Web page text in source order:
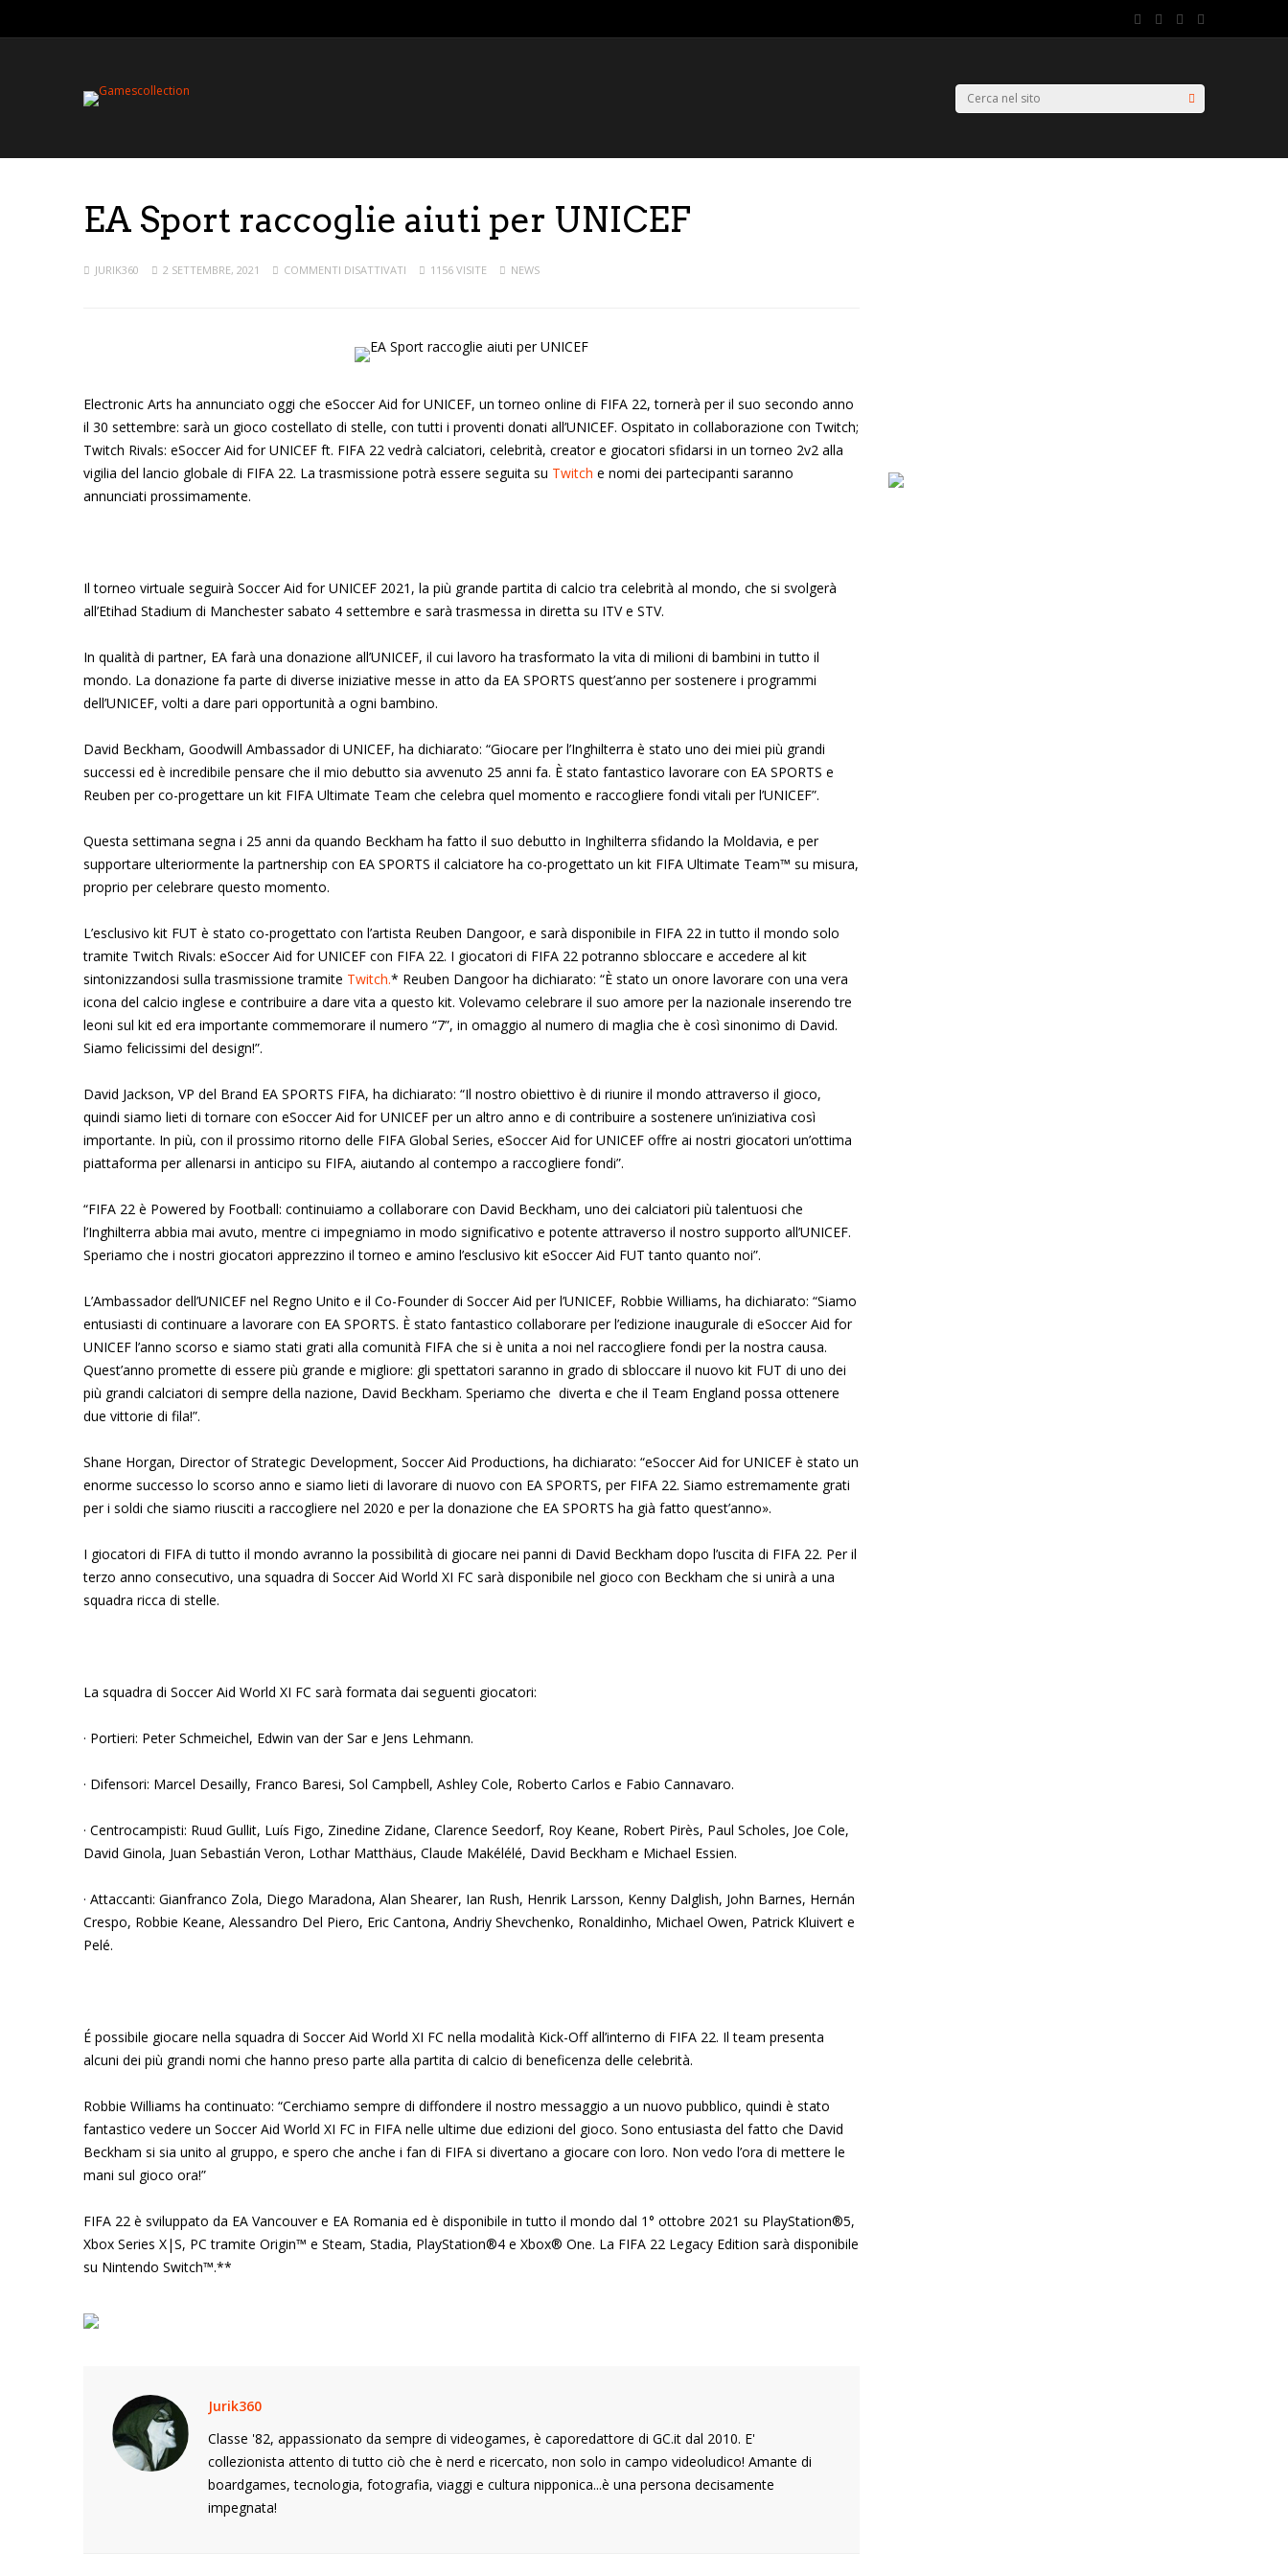
EA Sport raccoglie aiuti per UNICEF
JURIK360 2 SETTEMBRE, 2021 COMMENTI DISATTIVATI 1156 VISITE NEWS
Electronic Arts ha annunciato oggi che eSoccer Aid for UNICEF, un torneo online di FIFA 22, tornerà per il suo secondo anno
il 30 settembre: sarà un gioco costellato di stelle, con tutti i proventi donati all’UNICEF. Ospitato in collaborazione con Twitch;
Twitch Rivals: eSoccer Aid for UNICEF ft. FIFA 22 vedrà calciatori, celebrità, creator e giocatori sfidarsi in un torneo 2v2 alla
vigilia del lancio globale di FIFA 22. La trasmissione potrà essere seguita su Twitch e nomi dei partecipanti saranno
annunciati prossimamente.
Il torneo virtuale seguirà Soccer Aid for UNICEF 2021, la più grande partita di calcio tra celebrità al mondo, che si svolgerà
all’Etihad Stadium di Manchester sabato 4 settembre e sarà trasmessa in diretta su ITV e STV.
In qualità di partner, EA farà una donazione all’UNICEF, il cui lavoro ha trasformato la vita di milioni di bambini in tutto il
mondo. La donazione fa parte di diverse iniziative messe in atto da EA SPORTS quest’anno per sostenere i programmi
dell’UNICEF, volti a dare pari opportunità a ogni bambino.
David Beckham, Goodwill Ambassador di UNICEF, ha dichiarato: “Giocare per l’Inghilterra è stato uno dei miei più grandi
successi ed è incredibile pensare che il mio debutto sia avvenuto 25 anni fa. È stato fantastico lavorare con EA SPORTS e
Reuben per co-progettare un kit FIFA Ultimate Team che celebra quel momento e raccogliere fondi vitali per l’UNICEF”.
Questa settimana segna i 25 anni da quando Beckham ha fatto il suo debutto in Inghilterra sfidando la Moldavia, e per
supportare ulteriormente la partnership con EA SPORTS il calciatore ha co-progettato un kit FIFA Ultimate Team™ su misura,
proprio per celebrare questo momento.
L’esclusivo kit FUT è stato co-progettato con l’artista Reuben Dangoor, e sarà disponibile in FIFA 22 in tutto il mondo solo
tramite Twitch Rivals: eSoccer Aid for UNICEF con FIFA 22. I giocatori di FIFA 22 potranno sbloccare e accedere al kit
sintonizzandosi sulla trasmissione tramite Twitch.* Reuben Dangoor ha dichiarato: “È stato un onore lavorare con una vera
icona del calcio inglese e contribuire a dare vita a questo kit. Volevamo celebrare il suo amore per la nazionale inserendo tre
leoni sul kit ed era importante commemorare il numero “7”, in omaggio al numero di maglia che è così sinonimo di David.
Siamo felicissimi del design!”.
David Jackson, VP del Brand EA SPORTS FIFA, ha dichiarato: “Il nostro obiettivo è di riunire il mondo attraverso il gioco,
quindi siamo lieti di tornare con eSoccer Aid for UNICEF per un altro anno e di contribuire a sostenere un’iniziativa così
importante. In più, con il prossimo ritorno delle FIFA Global Series, eSoccer Aid for UNICEF offre ai nostri giocatori un’ottima
piattaforma per allenarsi in anticipo su FIFA, aiutando al contempo a raccogliere fondi”.
“FIFA 22 è Powered by Football: continuiamo a collaborare con David Beckham, uno dei calciatori più talentuosi che
l’Inghilterra abbia mai avuto, mentre ci impegniamo in modo significativo e potente attraverso il nostro supporto all’UNICEF.
Speriamo che i nostri giocatori apprezzino il torneo e amino l’esclusivo kit eSoccer Aid FUT tanto quanto noi”.
L’Ambassador dell’UNICEF nel Regno Unito e il Co-Founder di Soccer Aid per l’UNICEF, Robbie Williams, ha dichiarato: “Siamo
entusiasti di continuare a lavorare con EA SPORTS. È stato fantastico collaborare per l’edizione inaugurale di eSoccer Aid for
UNICEF l’anno scorso e siamo stati grati alla comunità FIFA che si è unita a noi nel raccogliere fondi per la nostra causa.
Quest’anno promette di essere più grande e migliore: gli spettatori saranno in grado di sbloccare il nuovo kit FUT di uno dei
più grandi calciatori di sempre della nazione, David Beckham. Speriamo che diverta e che il Team England possa ottenere
due vittorie di fila!”.
Shane Horgan, Director of Strategic Development, Soccer Aid Productions, ha dichiarato: “eSoccer Aid for UNICEF è stato un
enorme successo lo scorso anno e siamo lieti di lavorare di nuovo con EA SPORTS, per FIFA 22. Siamo estremamente grati
per i soldi che siamo riusciti a raccogliere nel 2020 e per la donazione che EA SPORTS ha già fatto quest’anno».
I giocatori di FIFA di tutto il mondo avranno la possibilità di giocare nei panni di David Beckham dopo l’uscita di FIFA 22. Per il
terzo anno consecutivo, una squadra di Soccer Aid World XI FC sarà disponibile nel gioco con Beckham che si unirà a una
squadra ricca di stelle.
La squadra di Soccer Aid World XI FC sarà formata dai seguenti giocatori:
· Portieri: Peter Schmeichel, Edwin van der Sar e Jens Lehmann.
· Difensori: Marcel Desailly, Franco Baresi, Sol Campbell, Ashley Cole, Roberto Carlos e Fabio Cannavaro.
· Centrocampisti: Ruud Gullit, Luís Figo, Zinedine Zidane, Clarence Seedorf, Roy Keane, Robert Pirès, Paul Scholes, Joe Cole,
David Ginola, Juan Sebastián Veron, Lothar Matthäus, Claude Makélélé, David Beckham e Michael Essien.
· Attaccanti: Gianfranco Zola, Diego Maradona, Alan Shearer, Ian Rush, Henrik Larsson, Kenny Dalglish, John Barnes, Hernán
Crespo, Robbie Keane, Alessandro Del Piero, Eric Cantona, Andriy Shevchenko, Ronaldinho, Michael Owen, Patrick Kluivert e
Pelé.
É possibile giocare nella squadra di Soccer Aid World XI FC nella modalità Kick-Off all’interno di FIFA 22. Il team presenta
alcuni dei più grandi nomi che hanno preso parte alla partita di calcio di beneficenza delle celebrità.
Robbie Williams ha continuato: “Cerchiamo sempre di diffondere il nostro messaggio a un nuovo pubblico, quindi è stato
fantastico vedere un Soccer Aid World XI FC in FIFA nelle ultime due edizioni del gioco. Sono entusiasta del fatto che David
Beckham si sia unito al gruppo, e spero che anche i fan di FIFA si divertano a giocare con loro. Non vedo l’ora di mettere le
mani sul gioco ora!”
FIFA 22 è sviluppato da EA Vancouver e EA Romania ed è disponibile in tutto il mondo dal 1° ottobre 2021 su PlayStation®5,
Xbox Series X|S, PC tramite Origin™ e Steam, Stadia, PlayStation®4 e Xbox® One. La FIFA 22 Legacy Edition sarà disponibile
su Nintendo Switch™.**
Jurik360
Classe '82, appassionato da sempre di videogames, è caporedattore di GC.it dal 2010. E'
collezionista attento di tutto ciò che è nerd e ricercato, non solo in campo videoludico! Amante di
boardgames, tecnologia, fotografia, viaggi e cultura nipponica...è una persona decisamente
impegnata!